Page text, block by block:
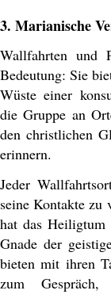
3. Marianische
Wallfahrten und
Bedeutung: Sie
Wüste einer
die Gruppe an
den christlichen
erinnern.
Jeder
seine Kontakte zu
hat das Heiligtum
Gnade der
bieten mit ihren
zum